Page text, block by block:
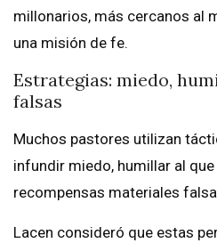
millonarios, más cercanos al
una misión de fe.
Estrategias: miedo,
falsas
Muchos pastores utilizan
infundir miedo, humillar al
recompensas materiales
Lacen consideró que estas